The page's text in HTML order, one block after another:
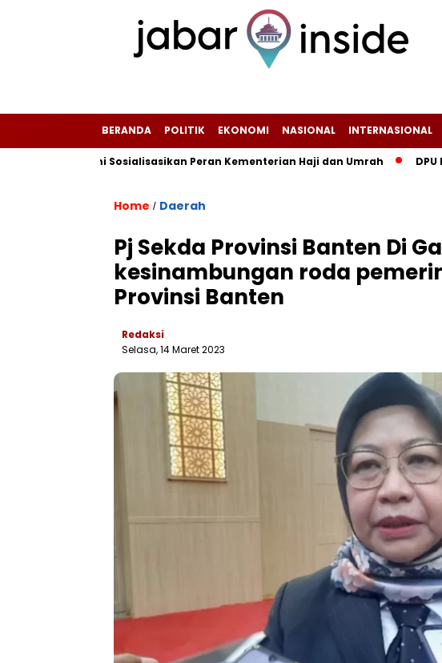
BERANDA POLITIK EKONOMI NASIONAL INTERNASIONAL
Sukabumi Sosialisasikan Peran Kementerian Haji dan Umrah ‎DPU
Home / Daerah
Pj Sekda Provinsi Banten Di
kesinambungan roda
Provinsi Banten
Redaksi
Selasa, 14 Maret 2023